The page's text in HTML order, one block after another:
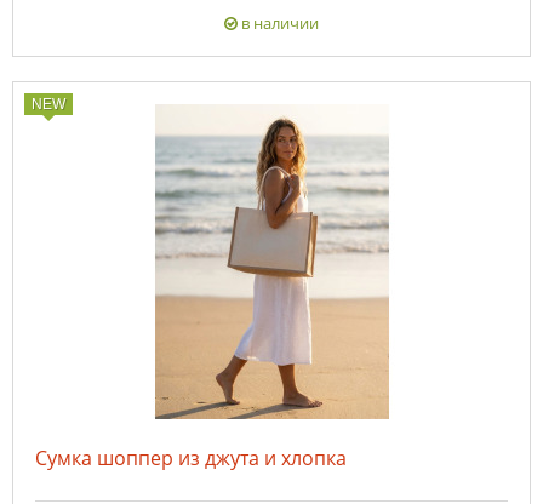
в наличии
NEW
Сумка шоппер из джута и хлопка